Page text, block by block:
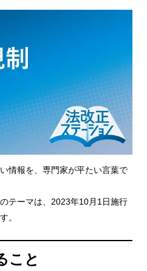
情報を、専門家が平たい言葉で
テーマは、2023年10月1日施行
。
こと